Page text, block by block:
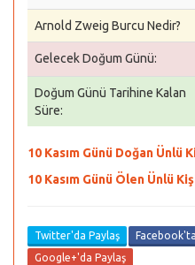
Arnold Zweig Burcu Nedir?
Gelecek Doğum Günü:
Doğum Günü Tarihine Kalan
Süre:
10 Kasım Günü Doğan Ünlü
10 Kasım Günü Ölen Ünlü
Twitter'da Paylaş
Google+'da Paylaş